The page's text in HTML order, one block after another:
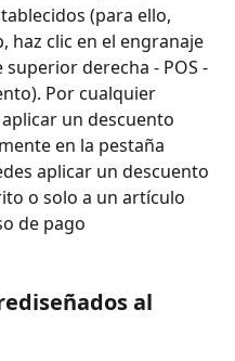
(para ello,
haz clic en el engranaje
derecha - POS -
Por cualquier
un descuento
en la pestaña
aplicar un descuento
o solo a un artículo
de pago
al